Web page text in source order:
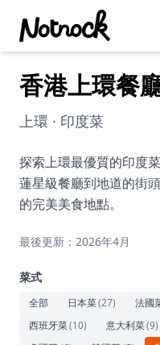
精選活動
博客文章
約會好去處
美食佳餚
藝術文化
香港上環餐
上環 · 印度菜
探索上環最優質的印度
蓮星級餐廳到地道的街
的完美美食地點。
最後更新：2026年4月
菜式
全部 日本菜(27) 法國
西班牙菜(10) 意大利菜(9)